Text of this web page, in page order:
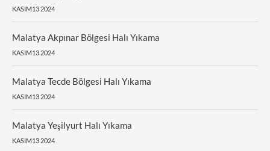
KASIM13 2024
Malatya Akpınar Bölgesi Halı Yıkama
KASIM13 2024
Malatya Tecde Bölgesi Halı Yıkama
KASIM13 2024
Malatya Yeşilyurt Halı Yıkama
KASIM13 2024